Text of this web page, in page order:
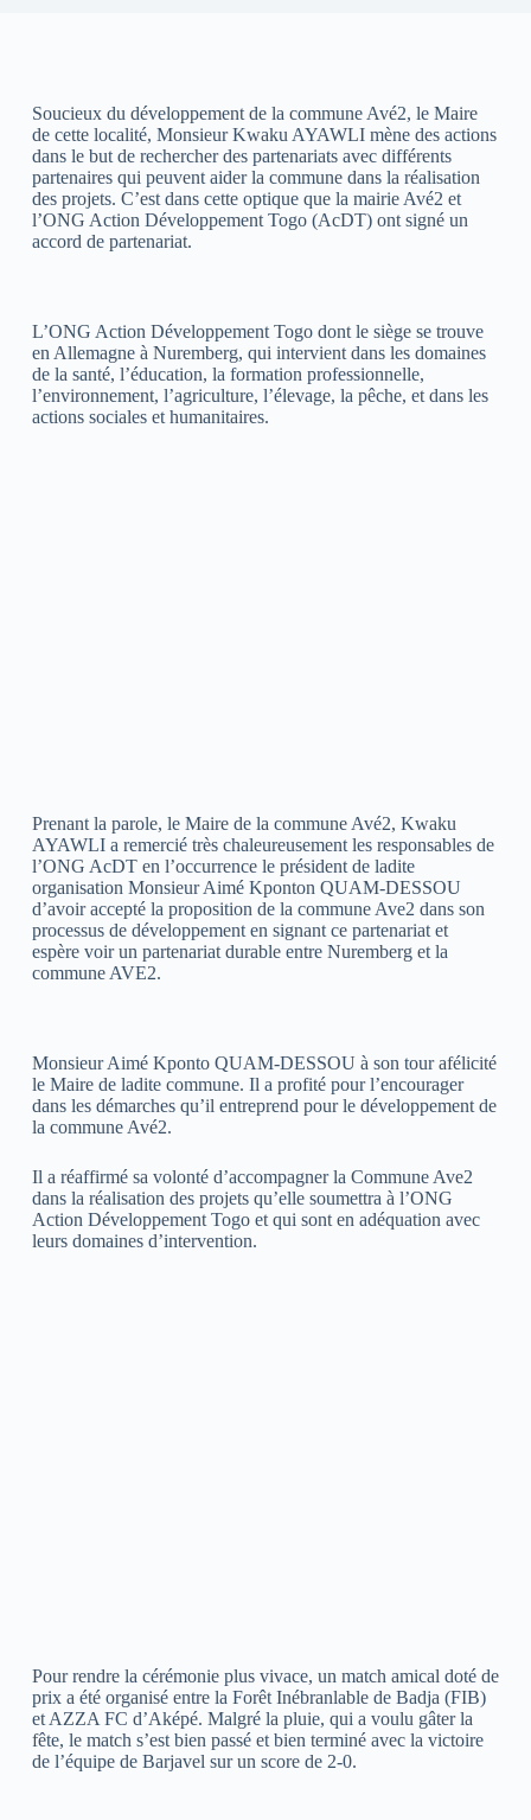
Soucieux du développement de la commune Avé2, le Maire
de cette localité, Monsieur Kwaku AYAWLI mène des actions
dans le but de rechercher des partenariats avec différents
partenaires qui peuvent aider la commune dans la réalisation
des projets. C’est dans cette optique que la mairie Avé2 et
l’ONG Action Développement Togo (AcDT) ont signé un
accord de partenariat.
L’ONG Action Développement Togo dont le siège se trouve
en Allemagne à Nuremberg, qui intervient dans les domaines
de la santé, l’éducation, la formation professionnelle,
l’environnement, l’agriculture, l’élevage, la pêche, et dans les
actions sociales et humanitaires.
Prenant la parole, le Maire de la commune Avé2, Kwaku
AYAWLI a remercié très chaleureusement les responsables de
l’ONG AcDT en l’occurrence le président de ladite
organisation Monsieur Aimé Kponton QUAM-DESSOU
d’avoir accepté la proposition de la commune Ave2 dans son
processus de développement en signant ce partenariat et
espère voir un partenariat durable entre Nuremberg et la
commune AVE2.
Monsieur Aimé Kponto QUAM-DESSOU à son tour afélicité
le Maire de ladite commune. Il a profité pour l’encourager
dans les démarches qu’il entreprend pour le développement de
la commune Avé2.
Il a réaffirmé sa volonté d’accompagner la Commune Ave2
dans la réalisation des projets qu’elle soumettra à l’ONG
Action Développement Togo et qui sont en adéquation avec
leurs domaines d’intervention.
Pour rendre la cérémonie plus vivace, un match amical doté de
prix a été organisé entre la Forêt Inébranlable de Badja (FIB)
et AZZA FC d’Aképé. Malgré la pluie, qui a voulu gâter la
fête, le match s’est bien passé et bien terminé avec la victoire
de l’équipe de Barjavel sur un score de 2-0.